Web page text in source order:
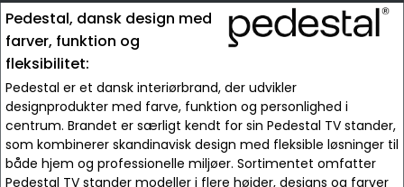
Pedestal, dansk design med
farver, funktion og
fleksibilitet:
Pedestal er et dansk interiørbrand, der udvikler
designprodukter med farve, funktion og personlighed i
centrum. Brandet er særligt kendt for sin Pedestal TV stander,
som kombinerer skandinavisk design med fleksible løsninger til
både hjem og professionelle miljøer. Sortimentet omfatter
Pedestal TV stander modeller i flere højder, designs og farver